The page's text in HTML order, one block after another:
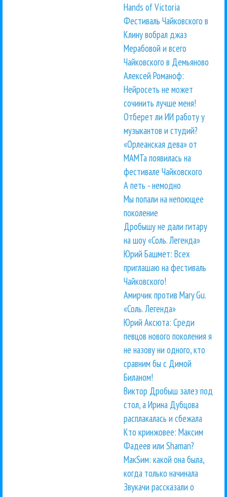
Hands of Victoria
Фестиваль Чайковского в
Клину вобрал джаз
Мерабовой и всего
Чайковского в Демьяново
Алексей Романоф:
Нейросеть не может
сочинить лучше меня!
Отберет ли ИИ работу у
музыкантов и студий?
«Орлеанская дева» от
МАМТа появилась на
фестивале Чайковского
А петь - немодно
Мы попали на непоющее
поколение
Дробышу не дали гитару
на шоу «Соль. Легенда»
Юрий Башмет: Всех
приглашаю на фестиваль
Чайковского!
Амирчик против Mary Gu.
«Соль. Легенда»
Юрий Аксюта: Среди
певцов нового поколения я
не назову ни одного, кто
сравним бы с Димой
Биланом!
Виктор Дробыш залез под
стол, а Ирина Дубцова
расплакалась и сбежала
Кто кринжовее: Максим
Фадеев или Shaman?
МакSим: какой она была,
когда только начинала
Звукачи рассказали о